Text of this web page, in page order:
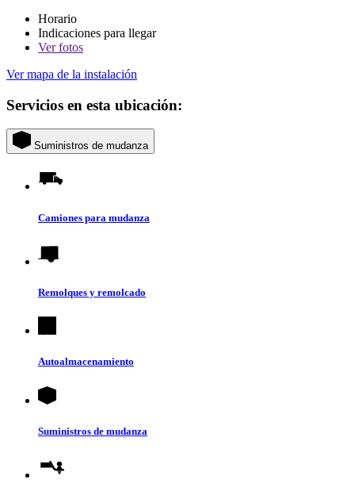
Horario
Indicaciones para llegar
Verfotos
Ver mapa de la instalación
Servicios en esta ubicación:
Suministros de mudanza
Camiones para mudanza
Remolques y remolcado
Autoalmacenamiento
Suministros de mudanza